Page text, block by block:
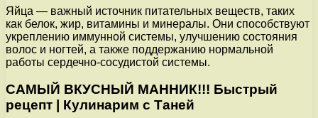
Яйца — важный источник питательных веществ, таких
как белок, жир, витамины и минералы. Они способствуют
укреплению иммунной системы, улучшению состояния
волос и ногтей, а также поддержанию нормальной
работы сердечно-сосудистой системы.
САМЫЙ ВКУСНЫЙ МАННИК!!! Быстрый
рецепт | Кулинарим с Таней